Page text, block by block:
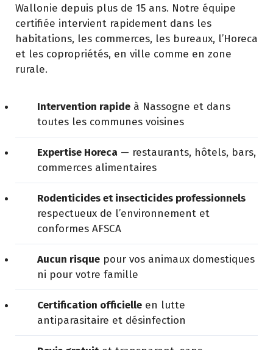
Wallonie depuis plus de 15 ans. Notre équipe
certifiée intervient rapidement dans les
habitations, les commerces, les bureaux, l’Horeca
et les copropriétés, en ville comme en zone
rurale.
Intervention rapide à Nassogne et dans
toutes les communes voisines
Expertise Horeca — restaurants, hôtels, bars,
commerces alimentaires
Rodenticides et insecticides professionnels
respectueux de l’environnement et
conformes AFSCA
Aucun risque pour vos animaux domestiques
ni pour votre famille
Certification officielle en lutte
antiparasitaire et désinfection